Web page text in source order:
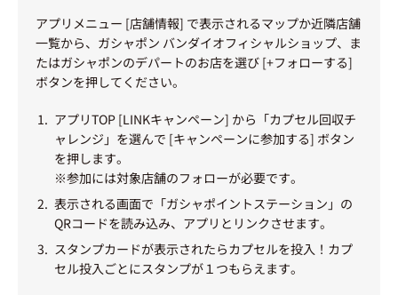
アプリメニュー [店舗情報] で表示されるマップか近隣店舗
一覧から、ガシャポン バンダイオフィシャルショップ、ま
たはガシャポンのデパートのお店を選び [+フォローする]
ボタンを押してください。
アプリTOP [LINKキャンペーン] から「カプセル回収チ
ャレンジ」を選んで [キャンペーンに参加する] ボタン
を押します。
※参加には対象店舗のフォローが必要です。
表示される画面で「ガシャポイントステーション」の
QRコードを読み込み、アプリとリンクさせます。
スタンプカードが表示されたらカプセルを投入！カプ
セル投入ごとにスタンプが１つもらえます。